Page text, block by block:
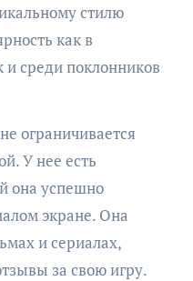
стилю
как в
и среди поклонников
ограничивается
У нее есть
она успешно
экране. Она
и сериалах,
за свою игру.